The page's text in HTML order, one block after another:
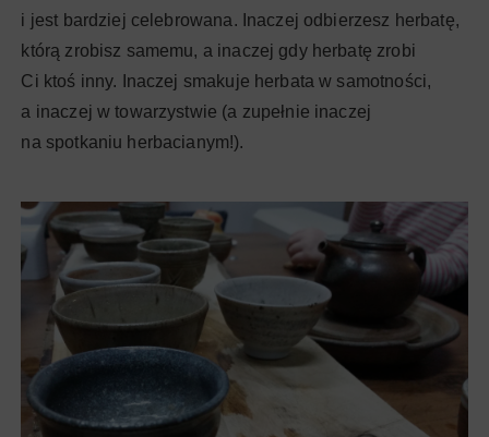
i jest bardziej celebrowana. Inaczej odbierzesz herbatę,
którą zrobisz samemu, a inaczej gdy herbatę zrobi
Ci ktoś inny. Inaczej smakuje herbata w samotności,
a inaczej w towarzystwie (a zupełnie inaczej
na spotkaniu herbacianym!).